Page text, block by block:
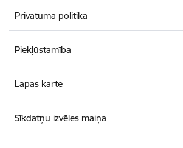
Privātuma politika
Piekļūstamība
Lapas karte
Sīkdatņu izvēles maiņa